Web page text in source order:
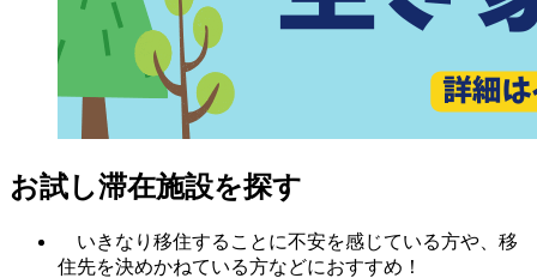
お試し滞在施設を探す
いきなり移住することに不安を感じている方や、移
住先を決めかねている方などにおすすめ！